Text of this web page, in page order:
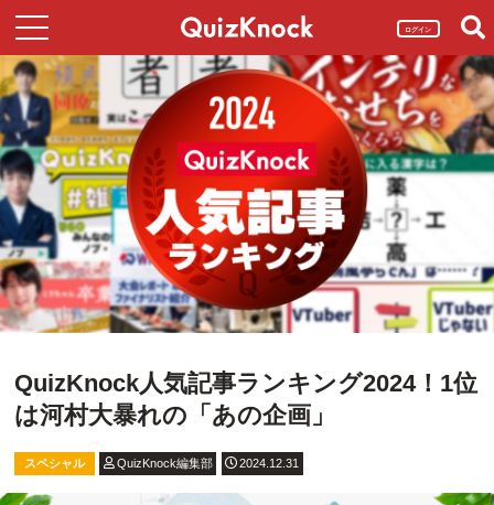
ログイン
QuizKnock人気記事ランキング2024！1位
は河村大暴れの「あの企画」
スペシャル QuizKnock編集部 2024.12.31